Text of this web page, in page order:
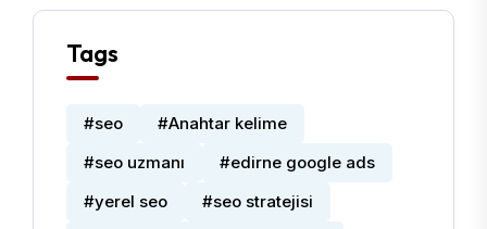
Tags
#seo
#Anahtar kelime
#seo uzmanı
#edirne google ads
#yerel seo
#seo stratejisi